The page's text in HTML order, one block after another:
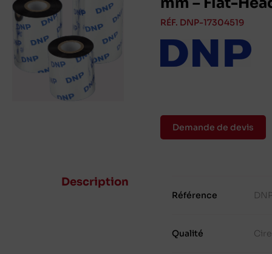
RÉF. DNP-17304519
Demande de devis
Description
Référence
Qualité Cire